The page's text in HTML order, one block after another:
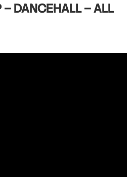
– DANCEHALL – ALL